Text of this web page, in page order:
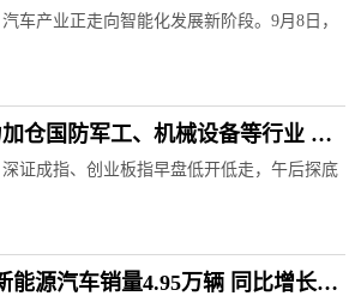
车产业正走向智能化发展新阶段。9月8日，
仓国防军工、机械设备等行业 龙
股份、威力传动等
证成指、创业板指早盘低开低走，午后探底
能源汽车销量4.95万辆 同比增长